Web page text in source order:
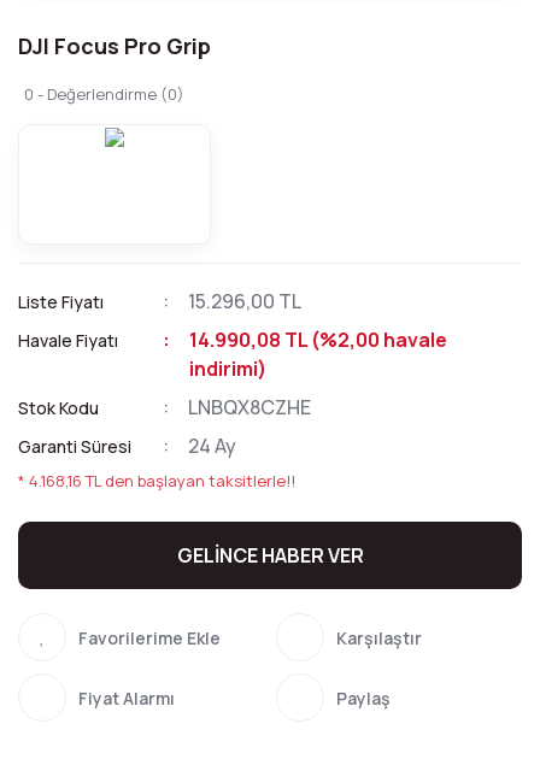
DJI Focus Pro Grip
0 - Değerlendirme (0)
Liste Fiyatı 15.296,00 TL
Havale Fiyatı
14.990,08 TL (%2,00 havale
indirimi)
Stok Kodu LNBQX8CZHE
Garanti Süresi 24 Ay
* 4.168,16 TL den başlayan taksitlerle!!
GELİNCE HABER VER
Karşılaştır
Fiyat Alarmı Paylaş